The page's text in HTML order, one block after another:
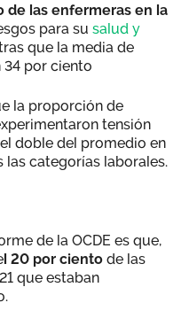
de las enfermeras en la
para su salud y
que la media de
por ciento
la proporción de
tensión
el doble del promedio en
las categorías laborales.
de la OCDE es que,
l 20 por ciento de las
que estaban